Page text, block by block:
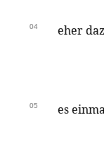
04 eher
05 es